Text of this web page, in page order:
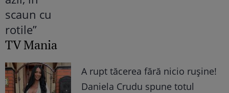
TV Mania
A rupt tăcerea fără nicio rușine!
Daniela Crudu spune totul